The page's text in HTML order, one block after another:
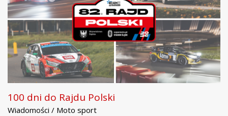
100 dni do Rajdu Polski
Wiadomości / Moto sport